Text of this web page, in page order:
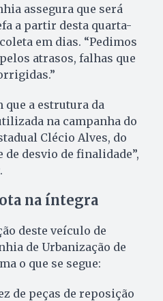
assegura que será
a partir desta quarta-
em dias. “Pedimos
atrasos, falhas que
que a estrutura da
na campanha do
Clécio Alves, do
de desvio de finalidade”,
na íntegra
deste veículo de
de Urbanização de
o que se segue:
de peças de reposição